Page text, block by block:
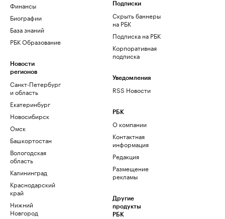
Финансы
Биографии
База знаний
РБК Образование
Новости
регионов
Санкт-Петербург
и область
Екатеринбург
Новосибирск
Омск
Башкортостан
Вологодская
область
Калининград
Краснодарский
край
Нижний
Новгород
Подписки
Скрыть баннеры
на РБК
Подписка на РБК
Корпоративная
подписка
Уведомления
RSS Новости
РБК
О компании
Контактная
информация
Редакция
Размещение
рекламы
Другие
продукты
РБК